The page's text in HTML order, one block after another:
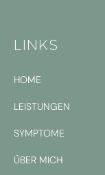
LINKS
HOME
LEISTUNGEN
SYMPTOME
ÜBER MICH